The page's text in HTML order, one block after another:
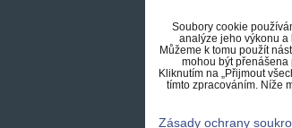
Soubory cookie
analýze jeho výkonu
Můžeme k tomu použít
mohou být přenášena
Kliknutím na „Přijmout
tímto zpracováním. Níže
Zásady ochrany